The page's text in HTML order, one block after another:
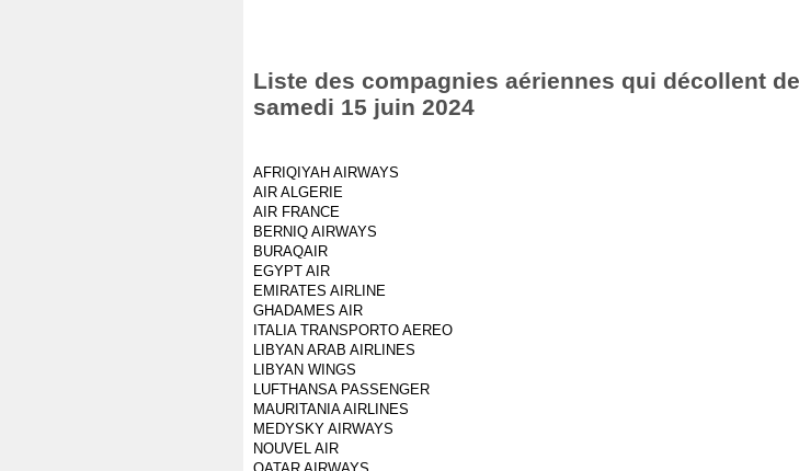
Liste des compagnies aériennes qui décollent
samedi 15 juin 2024
AFRIQIYAH AIRWAYS
AIR ALGERIE
AIR FRANCE
BERNIQ AIRWAYS
BURAQAIR
EGYPT AIR
EMIRATES AIRLINE
GHADAMES AIR
ITALIA TRANSPORTO AEREO
LIBYAN ARAB AIRLINES
LIBYAN WINGS
LUFTHANSA PASSENGER
MAURITANIA AIRLINES
MEDYSKY AIRWAYS
NOUVEL AIR